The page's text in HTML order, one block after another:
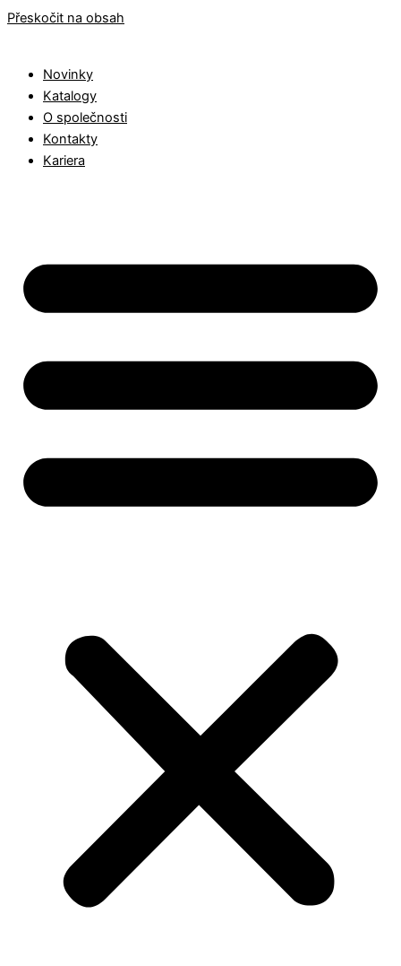
Přeskočit na obsah
Novinky
Katalogy
O společnosti
Kontakty
Kariera